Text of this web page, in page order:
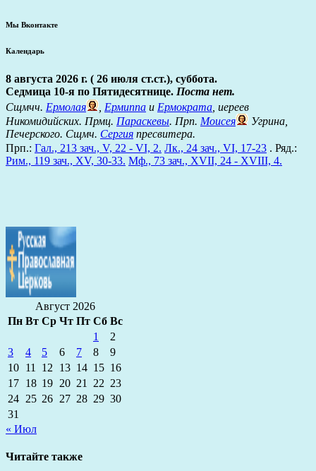
Мы Вконтакте
Календарь
8 августа 2026 г. ( 26 июля ст.ст.), суббота.
Седмица 10-я по Пятидесятнице. Поста нет.
Сщмчч. Ермолая Ермиппа и Ермократа , иереев
Никомидийских. Прмц. Параскевы. Прп. Моисея
Угрина,
Печерского. Сщмч. Сергия пресвитера.
Прп.: Гал., 213 зач., V, 22 - VI, 2. Лк., 24 зач., VI, 17-23 . Ряд.:
Рим., 119 зач., XV, 30-33. Мф., 73 зач., XVII, 24 - XVIII, 4.
Август 2026
Пн Вт Ср Чт Пт Сб Вс
1
2
3
4 5 6 7 8
9
10 11 12 13 14 15 16
17 18 19 20 21 22 23
24 25 26 27 28 29 30
31
« Июл
Читайте также